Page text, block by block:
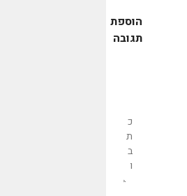
הוספת
תגובה